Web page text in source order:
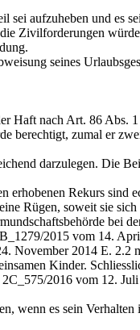
aufzuheben und es
Zivilforderungen
seines
Haft nach Art. 86 Abs.
berechtigt, zumal er
darzulegen. Die
erhobenen Rekurs sind
Rügen, soweit sie
bei
2015 vom 14.
November 2014 E.
Kinder.
2016 vom 12.
wenn es sein